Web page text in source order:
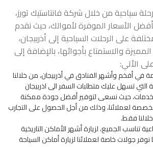
سياحية من خلال شركة فانتاستيك تورز،
الأسعار الموفرة لأموالك، حيث نقدم
على الرحلات السياحية إلى أذربيجان،
والاستمتاع بأجوائها، بالإضافة إلى
الأتي:
في أفخم وأشهر الفنادق في أذربيجان، من خلالنا
تسهل عليك متطلبات السفر الى اذربيجان
حيث نسعى لتوفير أفضل جودة ممكنة
لعملائنا، وذلك من أجل الحصول على التجارب
فقط.
تناسب الجميع، لزيارة أشهر الأماكن التاريخية
نوفر جولات خاصة لعملائنا لزيارة أماكن السياحة